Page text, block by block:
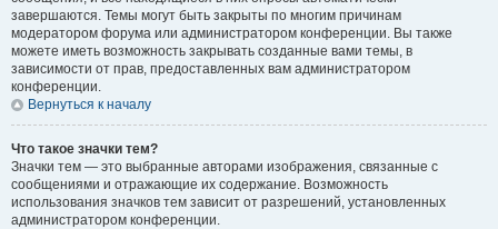
завершаются. Темы могут быть закрыты по многим причинам
модератором форума или администратором конференции. Вы также
можете иметь возможность закрывать созданные вами темы, в
зависимости от прав, предоставленных вам администратором
конференции.
Вернуться к началу
Что такое значки тем?
Значки тем — это выбранные авторами изображения, связанные с
сообщениями и отражающие их содержание. Возможность
использования значков тем зависит от разрешений, установленных
администратором конференции.